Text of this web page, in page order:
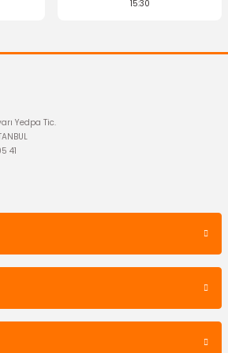
Arka Bijon Takımı Ranger Krom
660,23 TL
15:30
Yedpa Tic.
41